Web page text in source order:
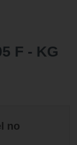
F - KG
no